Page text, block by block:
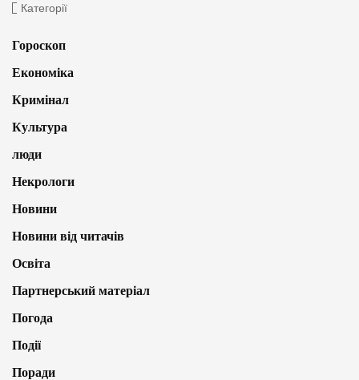
Категорії
Гороскоп
Економіка
Кримінал
Культура
люди
Некрологи
Новини
Новини від читачів
Освіта
Партнерський матеріал
Погода
Події
Поради